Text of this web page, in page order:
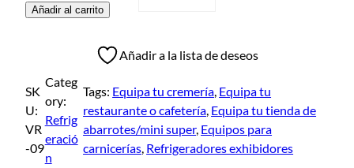
Añadir al carrito
Añadir a la lista de deseos
SK
U:
VR
-09
Categ
ory:
Refrig
eració
n
Tags: Equipa tu cremería, Equipa tu
restaurante o cafetería, Equipa tu tienda de
abarrotes/mini super, Equipos para
carnicerías, Refrigeradores exhibidores